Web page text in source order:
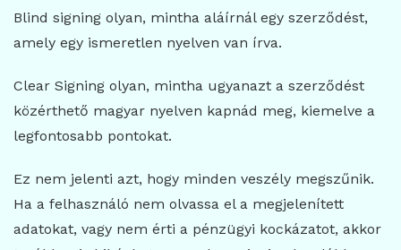
Blind signing olyan, mintha aláírnál egy szerződést,
amely egy ismeretlen nyelven van írva.
Clear Signing olyan, mintha ugyanazt a szerződést
közérthető magyar nyelven kapnád meg, kiemelve a
legfontosabb pontokat.
Ez nem jelenti azt, hogy minden veszély megszűnik.
Ha a felhasználó nem olvassa el a megjelenített
adatokat, vagy nem érti a pénzügyi kockázatot, akkor